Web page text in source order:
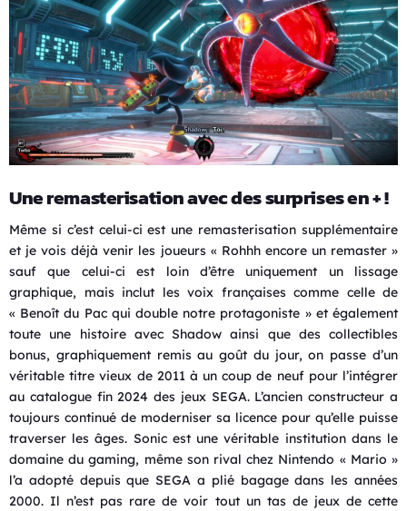
Une remasterisation avec des surprises en + !
Même si c’est celui-ci est une remasterisation supplémentaire
et je vois déjà venir les joueurs « Rohhh encore un remaster »
sauf que celui-ci est loin d’être uniquement un lissage
graphique, mais inclut les voix françaises comme celle de
« Benoît du Pac qui double notre protagoniste » et également
toute une histoire avec Shadow ainsi que des collectibles
bonus, graphiquement remis au goût du jour, on passe d’un
véritable titre vieux de 2011 à un coup de neuf pour l’intégrer
au catalogue fin 2024 des jeux SEGA. L’ancien constructeur a
toujours continué de moderniser sa licence pour qu’elle puisse
traverser les âges. Sonic est une véritable institution dans le
domaine du gaming, même son rival chez Nintendo « Mario »
l’a adopté depuis que SEGA a plié bagage dans les années
2000. Il n’est pas rare de voir tout un tas de jeux de cette